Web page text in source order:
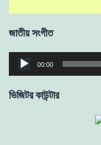
জাতীয় সংগীত
Audio
Player
00:00
ভিজিটর কাউন্টার